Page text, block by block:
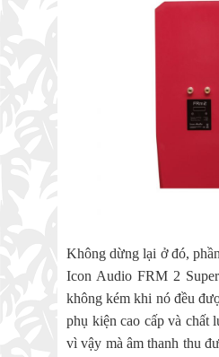
Không dừng lại ở đó,
Icon Audio FRM 2
không kém khi nó đều
phụ kiện cao cấp và chất
vì vậy mà âm thanh thu